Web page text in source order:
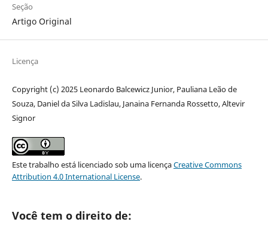
Seção
Artigo Original
Licença
Copyright (c) 2025 Leonardo Balcewicz Junior, Pauliana Leão de
Souza, Daniel da Silva Ladislau, Janaina Fernanda Rossetto, Altevir
Signor
Este trabalho está licenciado sob uma licençaCreative Commons
Attribution 4.0 International License.
Você tem o direito de: